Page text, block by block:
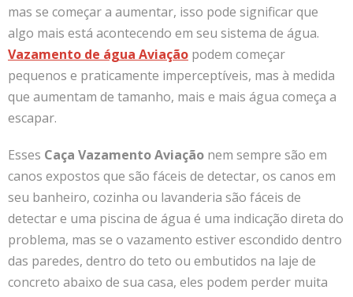
mas se começar a aumentar, isso pode significar que
algo mais está acontecendo em seu sistema de água.
Vazamento de água Aviação podem começar
pequenos e praticamente imperceptíveis, mas à medida
que aumentam de tamanho, mais e mais água começa a
escapar.
Esses Caça Vazamento Aviação nem sempre são em
canos expostos que são fáceis de detectar, os canos em
seu banheiro, cozinha ou lavanderia são fáceis de
detectar e uma piscina de água é uma indicação direta do
problema, mas se o vazamento estiver escondido dentro
das paredes, dentro do teto ou embutidos na laje de
concreto abaixo de sua casa, eles podem perder muita